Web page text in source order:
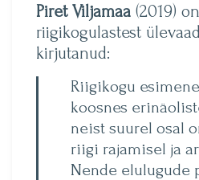
Piret Viljamaa (2019)
riigikogulastest
kirjutanud:
Riigikogu
koosnes
neist suurel osal
riigi rajamisel ja
Nende elulugude